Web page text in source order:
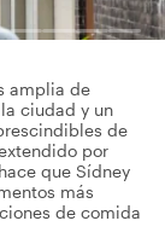
amplia de
ciudad y un
de
por
que Sídney
más
de comida